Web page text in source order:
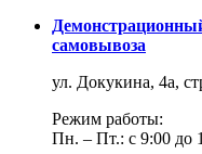
самовывоза
ул. Докукина, 4а,
Режим работы:
Пн. – Пт.: с 9:00 до